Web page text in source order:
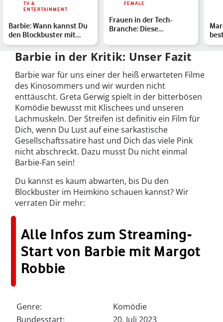
TV &
ENTERTAINMENT
Barbie: Wann kannst Du
den Blockbuster mit
Margot Robbie
streamen…
FEMALE
Frauen in der Tech-
Branche: Diese
solltest D…
Barbie in der Kritik: Unser Fazit
Barbie war für uns einer der heiß erwarteten Filme
des Kinosommers und wir wurden nicht
enttäuscht. Greta Gerwig spielt in der bitterbösen
Komödie bewusst mit Klischees und unseren
Lachmuskeln. Der Streifen ist definitiv ein Film für
Dich, wenn Du Lust auf eine sarkastische
Gesellschaftssatire hast und Dich das viele Pink
nicht abschreckt. Dazu musst Du nicht einmal
Barbie-Fan sein!
Du kannst es kaum abwarten, bis Du den
Blockbuster im Heimkino schauen kannst? Wir
verraten Dir mehr:
Alle Infos zum Streaming-
Start von Barbie mit Margot
Robbie
Genre:
Komödie
Bundesstart:
20. Juli 2023